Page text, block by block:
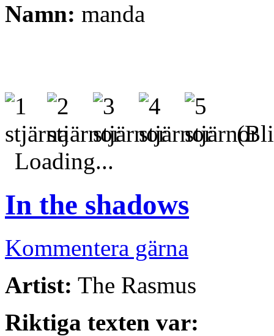
Namn: manda
(Bli
Loading...
In the shadows
Kommentera gärna
Artist: The Rasmus
Riktiga texten var: